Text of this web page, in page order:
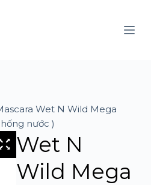
Wet N Wild Mega
nước )
Wet N
Wild Mega